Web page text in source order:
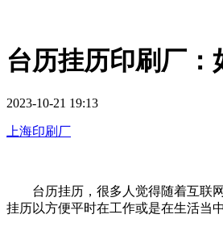
台历挂历印刷厂
2023-10-21 19:13
上海印刷厂
台历挂历，很多人觉得随着互
挂历以方便平时在工作或是在生活当中